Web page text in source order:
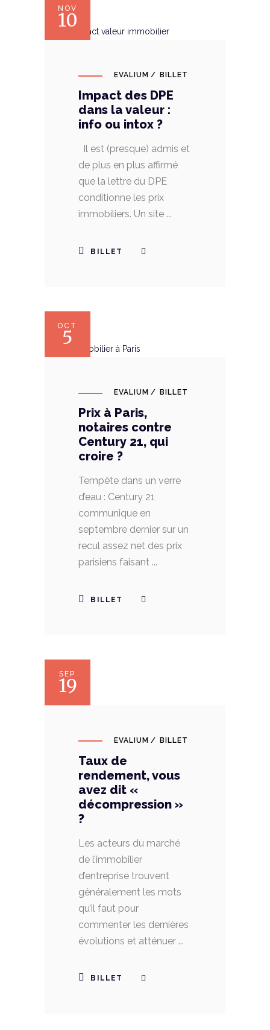
NOV
10
EVALIUM BILLET
Impact des DPE
dans la valeur :
info ou intox ?
Il est (presque) admis et
de plus en plus affirmé
que la lettre du DPE
conditionne les prix
immobiliers. Un site
BILLET
OCT
5
EVALIUM BILLET
Prix à Paris,
notaires contre
Century 21, qui
croire ?
Tempête dans un verre
d’eau : Century 21
communique en
septembre dernier sur un
recul assez net des prix
parisiens faisant
BILLET
SEP
19
EVALIUM BILLET
Taux de
rendement, vous
avez dit «
décompression »
?
Les acteurs du marché
de l’immobilier
d’entreprise trouvent
généralement les mots
qu’il faut pour
commenter les dernières
évolutions et atténuer
BILLET